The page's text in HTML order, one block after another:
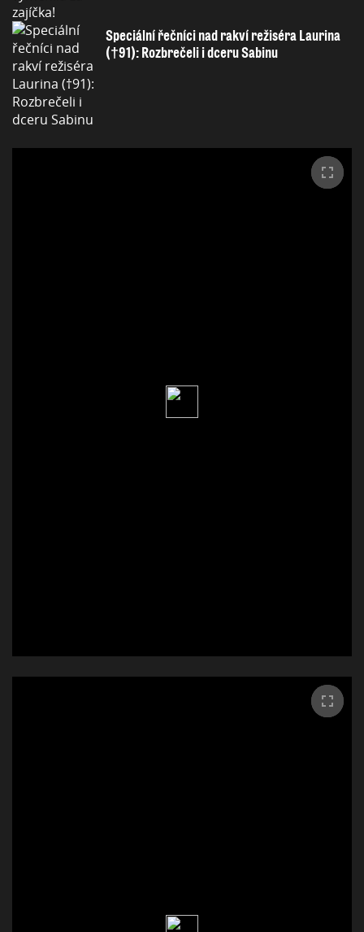
Speciální řečníci nad rakví režiséra Laurina
(†91): Rozbrečeli i dceru Sabinu